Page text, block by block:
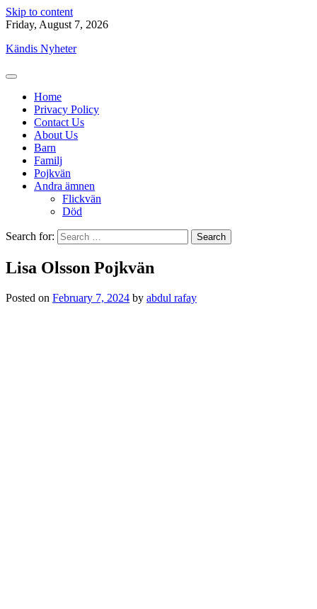
Skip to content
Friday, August 7, 2026
Kändis Nyheter
Home
Privacy Policy
Contact Us
About Us
Barn
Familj
Pojkvän
Andra ämnen
Flickvän
Död
Search for:
Lisa Olsson Pojkvän
Posted on February 7, 2024 by abdul rafay